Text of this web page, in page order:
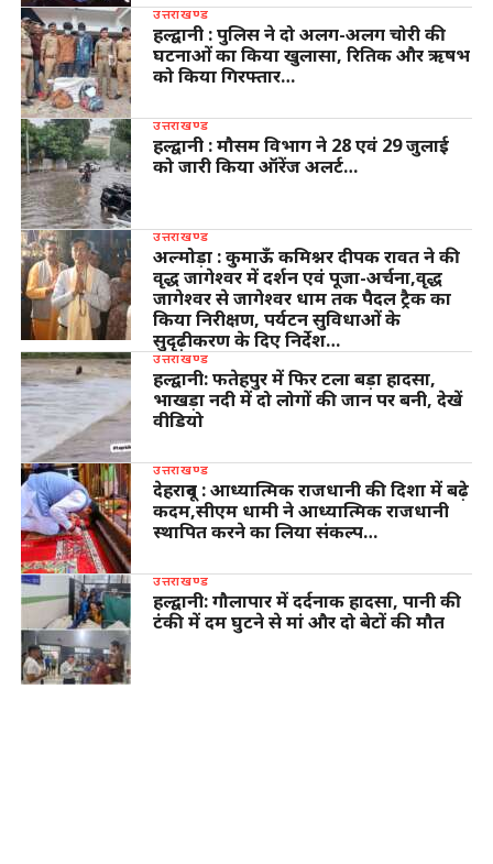
उत्तराखण्ड
हल्द्वानी : पुलिस ने दो अलग-अलग चोरी की
घटनाओं का किया खुलासा, रितिक और ऋषभ
को किया गिरफ्तार…
उत्तराखण्ड
हल्द्वानी : मौसम विभाग ने 28 एवं 29 जुलाई
को जारी किया ऑरेंज अलर्ट…
उत्तराखण्ड
अल्मोड़ा : कुमाऊँ कमिश्नर दीपक रावत ने की
वृद्ध जागेश्वर में दर्शन एवं पूजा-अर्चना,वृद्ध
जागेश्वर से जागेश्वर धाम तक पैदल ट्रैक का
किया निरीक्षण, पर्यटन सुविधाओं के
सुदृढ़ीकरण के दिए निर्देश…
उत्तराखण्ड
हल्द्वानी: फतेहपुर में फिर टला बड़ा हादसा,
भाखड़ा नदी में दो लोगों की जान पर बनी, देखें
वीडियो
उत्तराखण्ड
देहरादून : आध्यात्मिक राजधानी की दिशा में बढ़े
कदम,सीएम धामी ने आध्यात्मिक राजधानी
स्थापित करने का लिया संकल्प…
उत्तराखण्ड
हल्द्वानी: गौलापार में दर्दनाक हादसा, पानी की
टंकी में दम घुटने से मां और दो बेटों की मौत